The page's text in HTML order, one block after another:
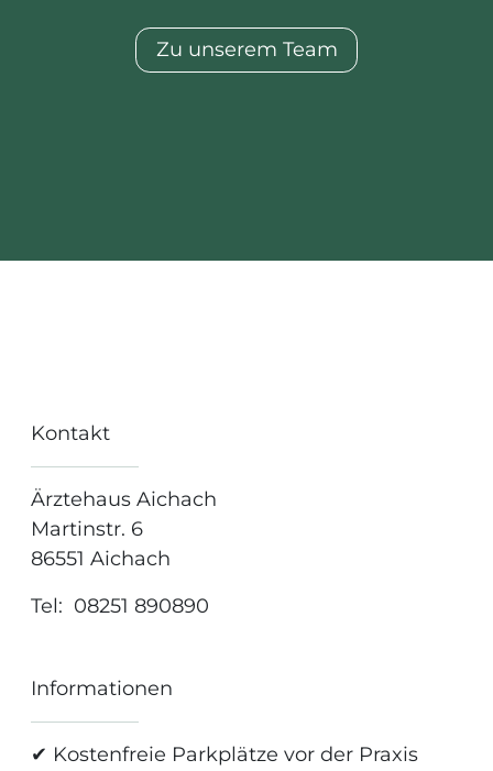
Zu unserem Team
Kontakt
Ärztehaus Aichach
Martinstr. 6
86551 Aichach
Tel: 08251 890890
Informationen
✔ Kostenfreie Parkplätze vor der Praxis